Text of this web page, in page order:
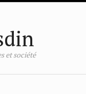
et société